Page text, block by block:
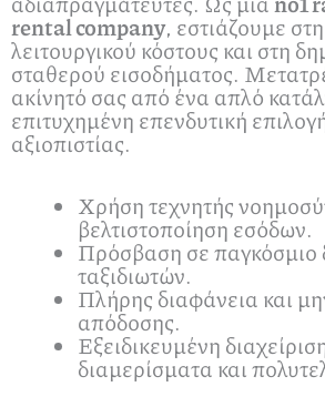
rental company, εστιάζουμε
λειτουργικού κόστους και στη
σταθερού εισοδήματος.
ακίνητό σας από ένα απλό
επιτυχημένη επενδυτική
αξιοπιστίας.
Χρήση τεχνητής
βελτιστοποίηση εσόδων.
Πρόσβαση σε παγκόσμιο
ταξιδιωτών.
Πλήρης διαφάνεια και
απόδοσης.
Εξειδικευμένη
διαμερίσματα και